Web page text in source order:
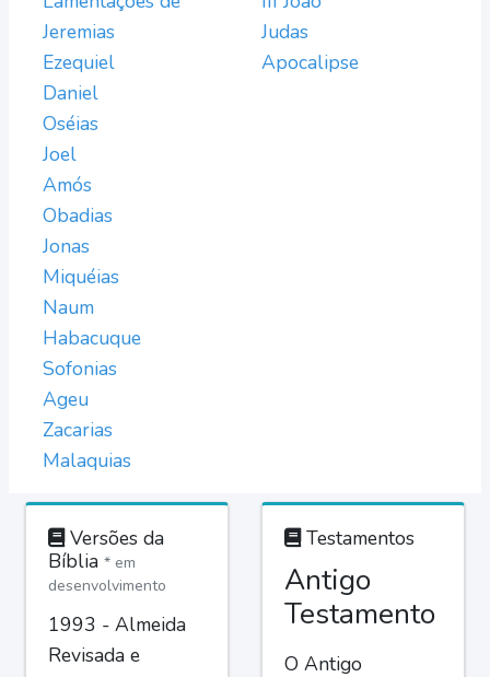
Jeremias
Ezequiel
Daniel
Oséias
Joel
Amós
Obadias
Jonas
Miquéias
Naum
Habacuque
Sofonias
Ageu
Zacarias
Malaquias
Judas
Apocalipse
Versões da
Bíblia * em
desenvolvimento
1993 - Almeida
Revisada e
Testamentos
Antigo
Testamento
O Antigo